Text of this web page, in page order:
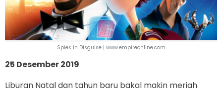
Spies in Disguise | www.empireonline.com
25 Desember 2019
Liburan Natal dan tahun baru bakal makin meriah